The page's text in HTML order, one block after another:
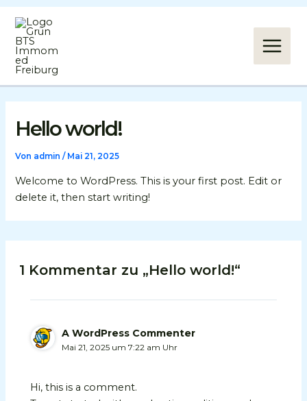
Zum
Inhalt
springen
Menu
Hello world!
Von admin/ Mai 21, 2025
Welcome to WordPress. This is your first post. Edit or
delete it, then start writing!
1 Kommentar zu „Hello world!“
A WordPress Commenter
Mai 21, 2025 um 7:22 am Uhr
Hi, this is a comment.